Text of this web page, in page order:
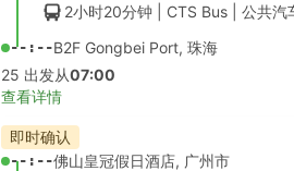
2小时20分钟 | CTS Bus 公共汽
--:--B2F Gongbei Port, 珠海
25 出发从07:00
查看详情
即时确认
--:--佛山皇冠假日酒店, 广州市